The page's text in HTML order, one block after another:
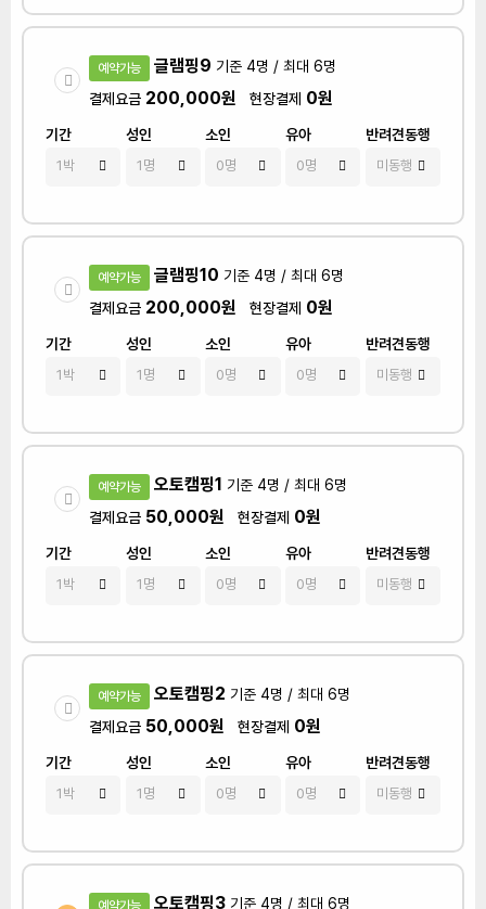
예약가능 글램핑9 기준 4명 / 최대 6명
결제요금 200,000원 현장결제 0원
기간 성인 소인 유아 반려견동행
예약가능 글램핑10 기준 4명 / 최대 6명
결제요금 200,000원 현장결제 0원
기간 성인 소인 유아 반려견동행
예약가능 오토캠핑1 기준 4명 / 최대 6명
결제요금 50,000원 현장결제 0원
기간 성인 소인 유아 반려견동행
예약가능 오토캠핑2 기준 4명 / 최대 6명
결제요금 50,000원 현장결제 0원
기간 성인 소인 유아 반려견동행
예약가능 오토캠핑3 기준 4명 / 최대 6명